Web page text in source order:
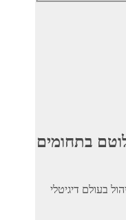
בתחומים
בעולם דיגיטלי